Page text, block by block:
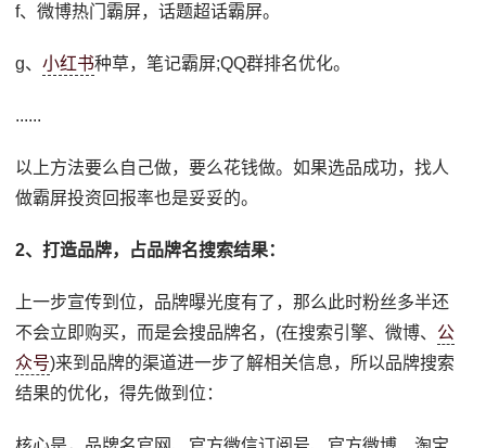
f、微博热门霸屏，话题超话霸屏。
g、小红书种草，笔记霸屏;QQ群排名优化。
......
以上方法要么自己做，要么花钱做。如果选品成功，找人
做霸屏投资回报率也是妥妥的。
2、打造品牌，占品牌名搜索结果：
上一步宣传到位，品牌曝光度有了，那么此时粉丝多半还
不会立即购买，而是会搜品牌名，(在搜索引擎、微博、 公
众号)来到品牌的渠道进一步了解相关信息，所以品牌搜索
结果的优化，得先做到位：